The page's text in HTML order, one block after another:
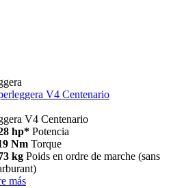
V4 Centenario
V4 Centenario
hp* Potencia
Nm Torque
kg Poids en ordre de marche (sans
más